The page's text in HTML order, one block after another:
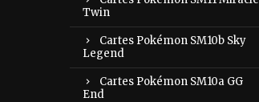
Twin
Cartes Pokémon SM10b Sky
Legend
Cartes Pokémon SM10a GG
End